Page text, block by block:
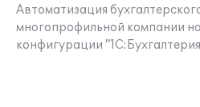
Автоматизация
многопрофильной компании
конфигурации